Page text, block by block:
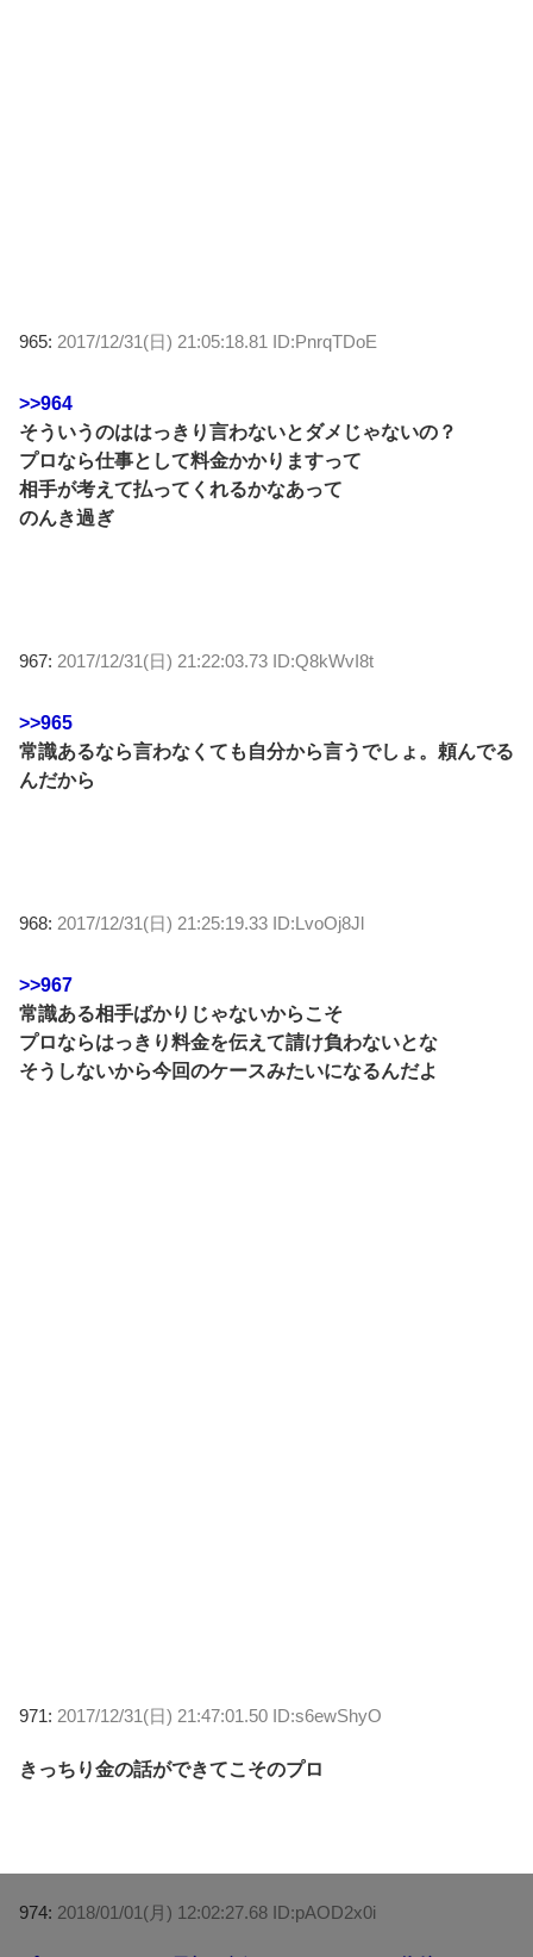
965: 2017/12/31(日) 21:05:18.81 ID:PnrqTDoE
>>964
そういうのははっきり言わないとダメじゃないの？
プロなら仕事として料金かかりますって
相手が考えて払ってくれるかなあって
のんき過ぎ
967: 2017/12/31(日) 21:22:03.73 ID:Q8kWvI8t
>>965
常識あるなら言わなくても自分から言うでしょ。頼んでる
んだから
968: 2017/12/31(日) 21:25:19.33 ID:LvoOj8Jl
>>967
常識ある相手ばかりじゃないからこそ
プロならはっきり料金を伝えて請け負わないとな
そうしないから今回のケースみたいになるんだよ
971: 2017/12/31(日) 21:47:01.50 ID:s6ewShyO
きっちり金の話ができてこそのプロ
974: 2018/01/01(月) 12:02:27.68 ID:pAOD2x0i